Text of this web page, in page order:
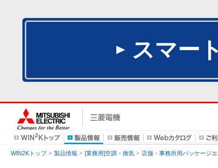
スマー
WIN2Kトップ 製品情報 [業務用]空調・換気 店舗・事務所用パッケージ